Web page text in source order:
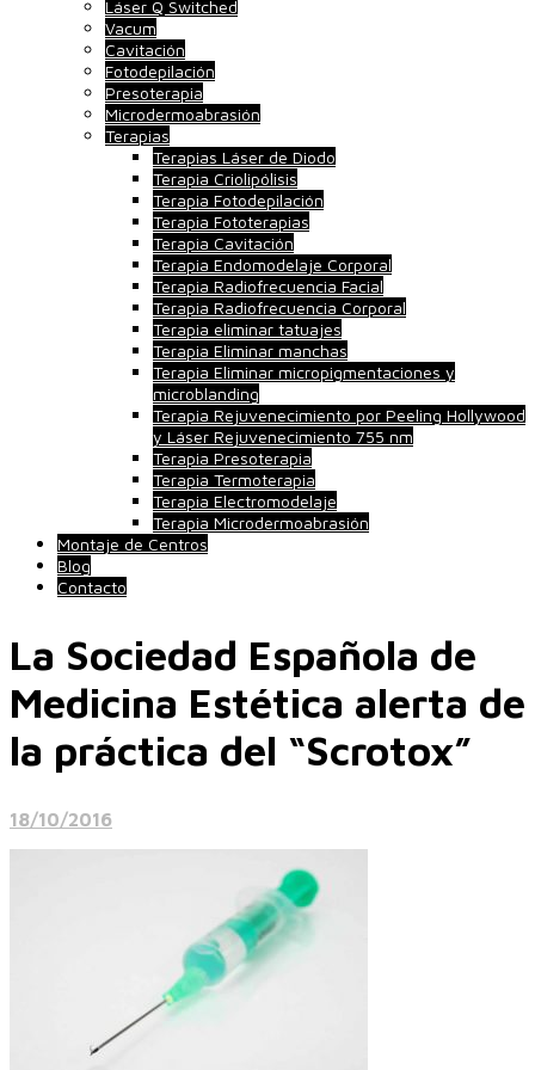
Láser Q Switched
Vacum
Cavitación
Fotodepilación
Presoterapia
Microdermoabrasión
Terapias
Terapias Láser de Diodo
Terapia Criolipólisis
Terapia Fotodepilación
Terapia Fototerapias
Terapia Cavitación
Terapia Endomodelaje Corporal
Terapia Radiofrecuencia Facial
Terapia Radiofrecuencia Corporal
Terapia eliminar tatuajes
Terapia Eliminar manchas
Terapia Eliminar micropigmentaciones y
microblanding
Terapia Rejuvenecimiento por Peeling Hollywood
y Láser Rejuvenecimiento 755 nm
Terapia Presoterapia
Terapia Termoterapia
Terapia Electromodelaje
Terapia Microdermoabrasión
Montaje de Centros
Blog
Contacto
La Sociedad Española de
Medicina Estética alerta de
la práctica del “Scrotox”
18/10/2016